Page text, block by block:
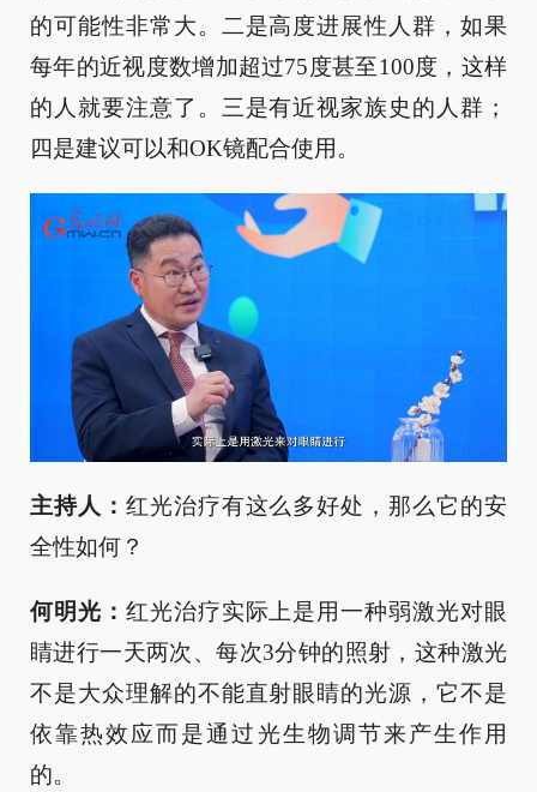
的可能性非常大。二是高度进展性人群，如果
每年的近视度数增加超过75度甚至100度，这样
的人就要注意了。三是有近视家族史的人群；
四是建议可以和OK镜配合使用。
主持人： 红光治疗有这么多好处，那么它的安
全性如何？
何明光： 红光治疗实际上是用一种弱激光对眼
睛进行一天两次、每次3分钟的照射，这种激光
不是大众理解的不能直射眼睛的光源，它不是
依靠热效应而是通过光生物调节来产生作用
的。